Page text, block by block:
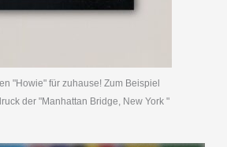
"Howie" für zuhause! Zum Beispiel
der "Manhattan Bridge, New York "